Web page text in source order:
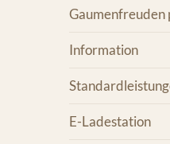
Gaumenfreuden
Information
E-Ladestation